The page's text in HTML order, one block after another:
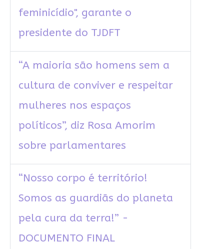
feminicídio", garante o
presidente do TJDFT
“A maioria são homens sem a
cultura de conviver e respeitar
mulheres nos espaços
políticos”, diz Rosa Amorim
sobre parlamentares
“Nosso corpo é território!
Somos as guardiãs do planeta
pela cura da terra!” -
DOCUMENTO FINAL